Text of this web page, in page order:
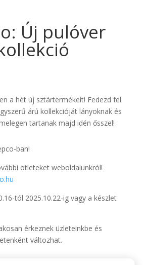
Új pulóver
a hét új sztártermékeit! Fedezd fel
árú kollekcióját lányoknak és
tartanak majd idén ősszel!
ban!
ötleteket weboldalunkról!
tól 2025.10.22-ig vagy a készlet
érkeznek üzleteinkbe és
változhat.